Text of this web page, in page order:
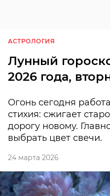
АСТРОЛОГИЯ
Лунный
2026 года,
Огонь сегодня
стихия: сжигает
дорогу новому.
выбрать цвет свечи.
24 марта 2026